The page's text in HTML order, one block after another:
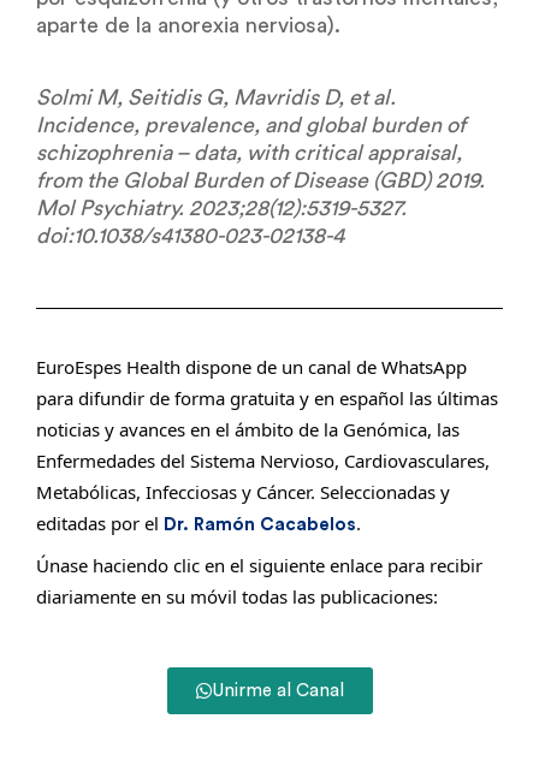
aparte de la anorexia nerviosa).
Solmi M, Seitidis G, Mavridis D, et al.
Incidence, prevalence, and global burden of
schizophrenia – data, with critical appraisal,
from the Global Burden of Disease (GBD) 2019.
Mol Psychiatry. 2023;28(12):5319-5327.
doi:10.1038/s41380-023-02138-4
EuroEspes Health dispone de un canal de WhatsApp
para difundir de forma gratuita y en español las últimas
noticias y avances en el ámbito de la Genómica, las
Enfermedades del Sistema Nervioso, Cardiovasculares,
Metabólicas, Infecciosas y Cáncer. Seleccionadas y
editadas por el Dr. Ramón Cacabelos.
Únase haciendo clic en el siguiente enlace para recibir
diariamente en su móvil todas las publicaciones:
Unirme al Canal